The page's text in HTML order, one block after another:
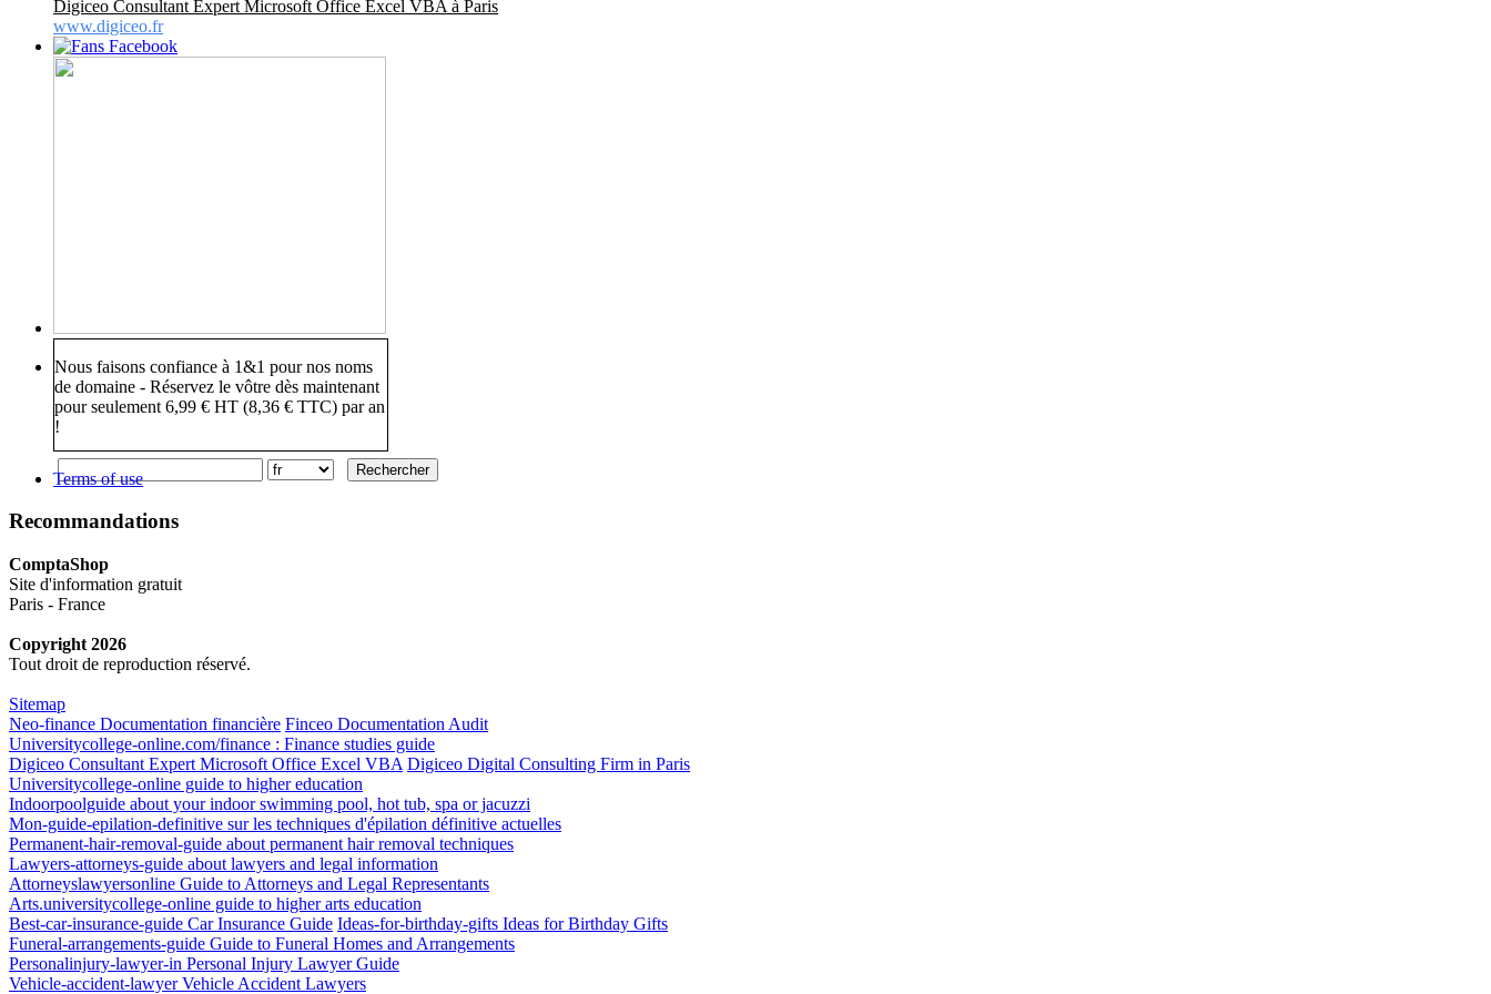
Digiceo Consultant Expert Microsoft Office Excel VBA à Paris
www.digiceo.fr
Nous faisons confiance à 1&1 pour nos noms
de domaine - Réservez le vôtre dès maintenant
pour seulement 6,99 € HT (8,36 € TTC) par an
!
Terms of use
Recommandations
ComptaShop
Site d'information gratuit
Paris - France
Copyright 2026
Tout droit de reproduction réservé.
Sitemap
Neo-finance Documentation financière Finceo Documentation Audit
Universitycollege-online.com/finance : Finance studies guide
Digiceo Consultant Expert Microsoft Office Excel VBA Digiceo Digital Consulting Firm in Paris
Universitycollege-online guide to higher education
Indoorpoolguide about your indoor swimming pool, hot tub, spa or jacuzzi
Mon-guide-epilation-definitive sur les techniques d'épilation définitive actuelles
Permanent-hair-removal-guide about permanent hair removal techniques
Lawyers-attorneys-guide about lawyers and legal information
Attorneyslawyersonline Guide to Attorneys and Legal Representants
Arts.universitycollege-online guide to higher arts education
Best-car-insurance-guide Car Insurance Guide Ideas-for-birthday-gifts Ideas for Birthday Gifts
Funeral-arrangements-guide Guide to Funeral Homes and Arrangements
Personalinjury-lawyer-in Personal Injury Lawyer Guide
Vehicle-accident-lawyer Vehicle Accident Lawyers